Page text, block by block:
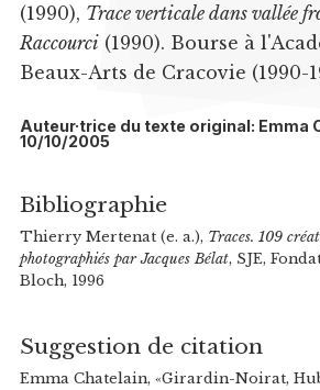
(1990), Trace verticale dans vallée
Raccourci(1990). Bourse à
Beaux-Arts de Cracovie (1990-
Auteur·trice du texte original: Emma
10/10/2005
Bibliographie
Thierry Mertenat (e. a.), Traces. 109
photographiés par Jacques Bélat, SJE,
Bloch, 1996
Suggestion de citation
Emma Chatelain, «Girardin-Noirat,